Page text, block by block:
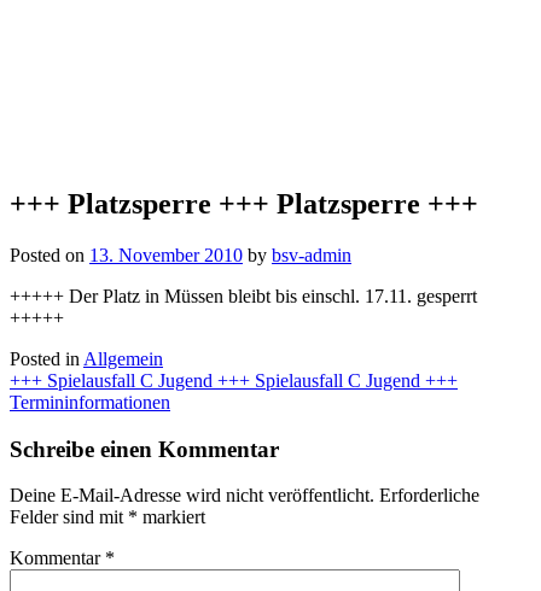
+++ Platzsperre +++ Platzsperre +++
Posted on 13. November 2010 by bsv-admin
+++++ Der Platz in Müssen bleibt bis einschl. 17.11. gesperrt
+++++
Posted in Allgemein
Beitragsnavigation
+++ Spielausfall C Jugend +++ Spielausfall C Jugend +++
Termininformationen
Schreibe einen Kommentar
Deine E-Mail-Adresse wird nicht veröffentlicht. Erforderliche
Felder sind mit * markiert
Kommentar *